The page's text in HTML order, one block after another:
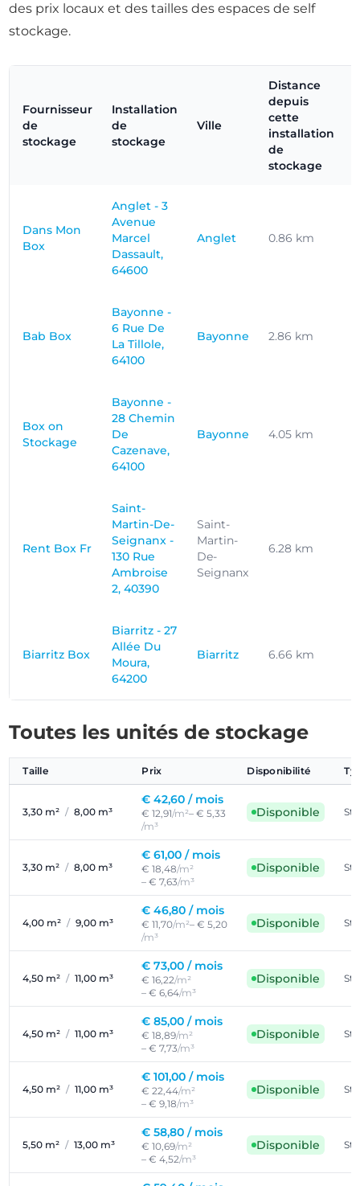
des prix locaux et des tailles des espaces de self
stockage.
Fournisseur
de
stockage
Installation
de
stockage
Ville
Distance
depuis
cette
installation
de
stockage
Dans Mon
Box
Anglet - 3
Avenue
Marcel
Dassault,
64600
Anglet 0.86 km
Bab Box
Bayonne -
6 Rue De
La Tillole,
64100
Bayonne 2.86 km
Box on
Stockage
Bayonne -
28 Chemin
De
Cazenave,
64100
Bayonne 4.05 km
Rent Box Fr
Saint-
Martin-De-
Seignanx -
130 Rue
Ambroise
2, 40390
Saint-
Martin-
De-
Seignanx
6.28 km
Biarritz Box
Biarritz - 27
Allée Du
Moura,
64200
Biarritz 6.66 km
Toutes les unités de stockage
Taille Prix Disponibilité
3,30 m² / 8,00 m³
€ 42,60 / mois
€ 12,91/m²– € 5,33
/m³
Disponible
3,30 m² / 8,00 m³
€ 61,00 / mois
€ 18,48/m²
– € 7,63/m³
Disponible
4,00 m² / 9,00 m³
€ 46,80 / mois
€ 11,70/m²– € 5,20
/m³
Disponible
4,50 m² / 11,00 m³
€ 73,00 / mois
€ 16,22/m²
– € 6,64/m³
Disponible
4,50 m² / 11,00 m³
€ 85,00 / mois
€ 18,89/m²
– € 7,73/m³
Disponible
4,50 m² / 11,00 m³
€ 101,00 / mois
€ 22,44/m²
– € 9,18/m³
Disponible
5,50 m² / 13,00 m³
€ 58,80 / mois
€ 10,69/m²
– € 4,52/m³
Disponible